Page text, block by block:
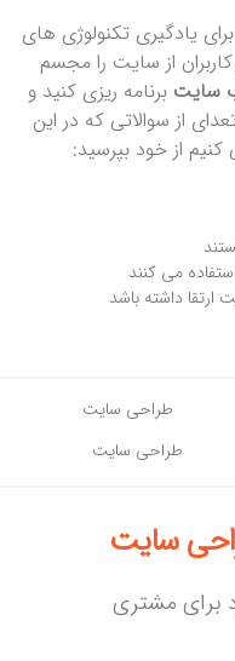
یادگیری تکنولوژی های
از سایت را مجسم
سایت برنامه ریزی کنید و
از سوالاتی که در این
از خود بپرسید:
می کنند
داشته باشد
طراحی سایت
سایت
برای مشتری